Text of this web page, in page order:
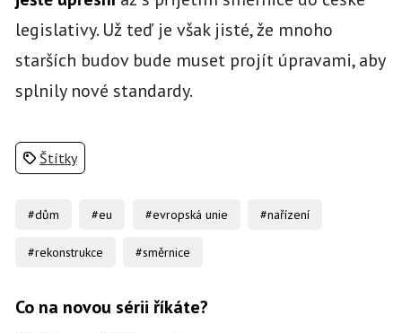
legislativy. Už teď je však jisté, že mnoho
starších budov bude muset projít úpravami, aby
splnily nové standardy.
Štítky
#dům #eu #evropská unie #nařízení
#rekonstrukce #směrnice
Co na novou sérii říkáte?